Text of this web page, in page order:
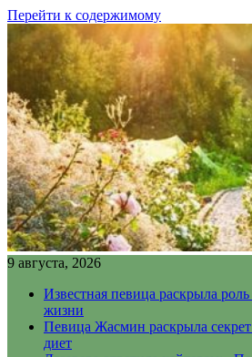
Перейти к содержимому
9 августа, 2026
Известная певица раскрыла
жизни
Певица Жасмин раскрыла
диет